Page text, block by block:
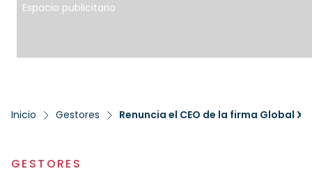
Espacio publicitario
Inicio Gestores Renuncia el CEO de la firma Global
GESTORES